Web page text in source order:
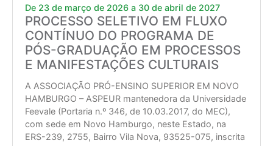
De 23 de março de 2026 a 30 de abril de 2027
PROCESSO SELETIVO EM FLUXO
CONTÍNUO DO PROGRAMA DE
PÓS-GRADUAÇÃO EM PROCESSOS
E MANIFESTAÇÕES CULTURAIS
A ASSOCIAÇÃO PRÓ-ENSINO SUPERIOR EM NOVO
HAMBURGO – ASPEUR mantenedora da Universidade
Feevale (Portaria n.º 346, de 10.03.2017, do MEC),
com sede em Novo Hamburgo, neste Estado, na
ERS-239, 2755, Bairro Vila Nova, 93525-075, inscrita